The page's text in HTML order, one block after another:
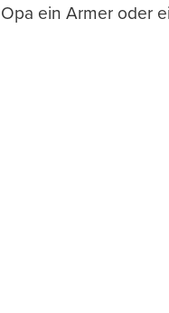
Opa ein Armer oder